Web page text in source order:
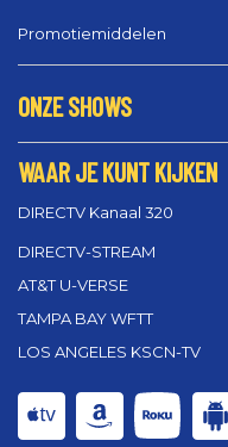
Promotiemiddelen
ONZE SHOWS
WAAR JE KUNT KIJKEN
DIRECTV Kanaal 320
DIRECTV-STREAM
AT&T U-VERSE
TAMPA BAY WFTT
LOS ANGELES KSCN-TV